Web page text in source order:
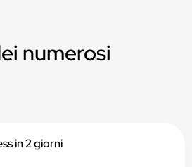
numerosi
in 2 giorni